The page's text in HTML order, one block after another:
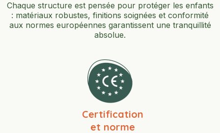
Chaque structure est pensée pour protéger les enfants
: matériaux robustes, finitions soignées et conformité
aux normes européennes garantissent une tranquillité
absolue.
Certification
et norme